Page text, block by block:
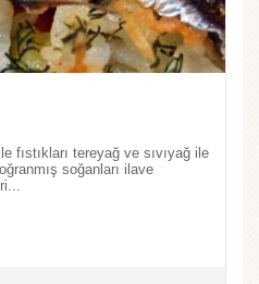
fıstıkları tereyağ ve sıvıyağ ile
soğanları ilave